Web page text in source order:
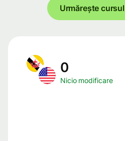
Urmărește
0
Nicio modificare